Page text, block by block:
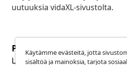
uutuuksia vidaXL-sivustolta.
Peruuta tilaus
Lähetä tilauksen
Käytämme evästeitä, jotta
sisältöä ja mainoksia, tarjota